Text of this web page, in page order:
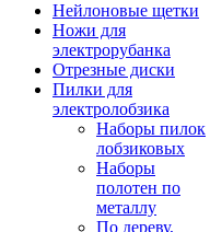
Нейлоновые щетки
Ножи для
электрорубанка
Отрезные диски
Пилки для
электролобзика
Наборы пилок
лобзиковых
Наборы
полотен по
металлу
По дереву,